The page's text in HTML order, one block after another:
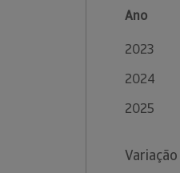
Ano
2023
2024
2025